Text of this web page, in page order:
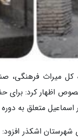
کل میراث
اظهار کرد: برای
اسماعیل متعلق به
اشکذر افزود: